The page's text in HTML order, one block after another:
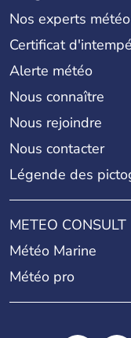
Nos experts météo
Certificat
Alerte météo
Nous connaître
Nous rejoindre
Nous contacter
Légende des
METEO CONSULT
Météo Marine
Météo pro